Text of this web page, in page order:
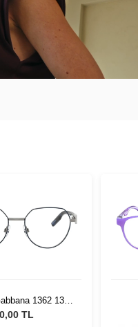
1362 1349
51
0,00 TL